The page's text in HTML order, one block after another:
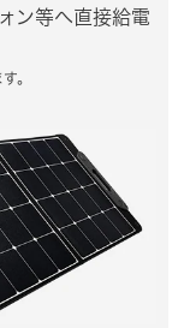
ン等へ直接給電
。